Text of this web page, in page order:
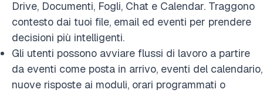
Drive, Documenti, Fogli, Chat e Calendar. Traggono
contesto dai tuoi file, email ed eventi per prendere
decisioni più intelligenti.
Gli utenti possono avviare flussi di lavoro a partire
da eventi come posta in arrivo, eventi del calendario,
nuove risposte ai moduli, orari programmati o